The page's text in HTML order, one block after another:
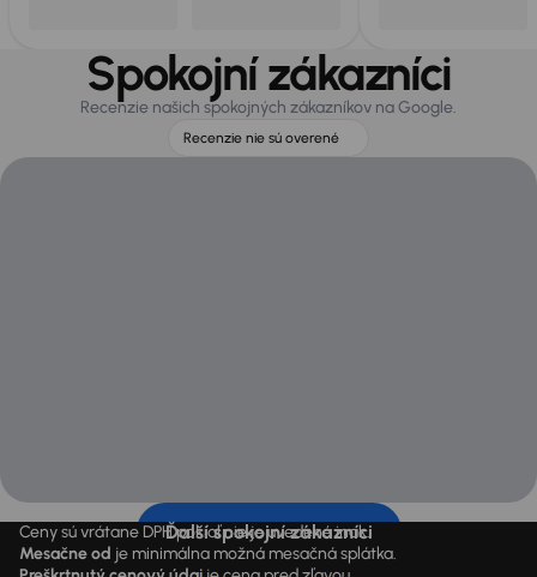
Spokojní zákazníci
Recenzie našich spokojných zákazníkov na Google.
Recenzie nie sú overené
Ďalší spokojní zákazníci
Ceny sú vrátane DPH pokiaľ nie je uvedené inak.
Mesačne od je minimálna možná mesačná splátka.